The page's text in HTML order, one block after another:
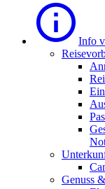
Info
Genuss